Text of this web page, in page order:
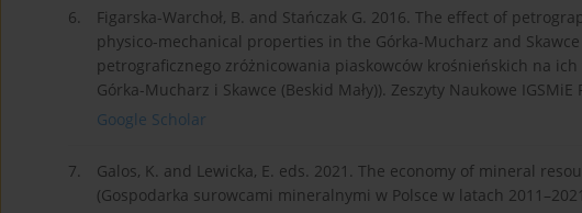
6.
Figarska-Warchoł, B. and Stańczak G. 2016. The effect of
physico-mechanical properties in the Górka-Mucharz and
petrograficznego zróżnicowania piaskowców krośnieńskich na ich
Górka-Mucharz i Skawce (Beskid Mały)). Zeszyty Naukowe IGSMiE
Google Scholar
7.
Galos, K. and Lewicka, E. eds. 2021. The economy of mineral
(Gospodarka surowcami mineralnymi w Polsce w latach